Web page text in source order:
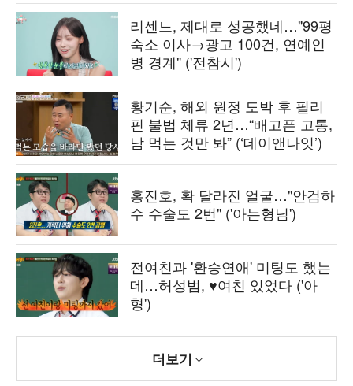
리센느, 제대로 성공했네…"99평
숙소 이사→광고 100건, 연예인
병 경계" ('전참시')
황기순, 해외 원정 도박 후 필리
핀 불법 체류 2년…“배고픈 고통,
남 먹는 것만 봐” (‘데이앤나잇’)
홍진호, 확 달라진 얼굴…"안검하
수 수술도 2번" ('아는형님')
전여친과 '환승연애' 미팅도 했는
데…허성범, ♥여친 있었다 ('아
형')
더보기